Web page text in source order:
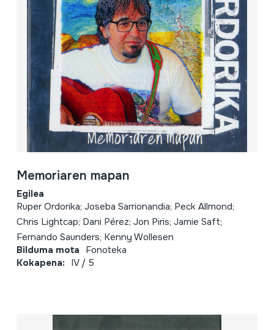
Memoriaren mapan
Egilea
Ruper Ordorika; Joseba Sarrionandia; Peck Allmond;
Chris Lightcap; Dani Pérez; Jon Piris; Jamie Saft;
Fernando Saunders; Kenny Wollesen
Bilduma mota Fonoteka
Kokapena: IV / 5